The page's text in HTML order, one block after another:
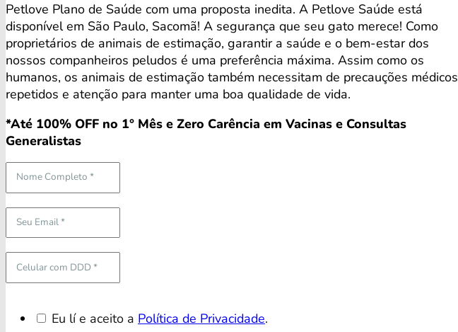
Petlove Plano de Saúde com uma proposta inedita. A Petlove Saúde está
disponível em São Paulo, Sacomã! A segurança que seu gato merece! Como
proprietários de animais de estimação, garantir a saúde e o bem-estar dos
nossos companheiros peludos é uma preferência máxima. Assim como os
humanos, os animais de estimação também necessitam de precauções médicos
repetidos e atenção para manter uma boa qualidade de vida.
*Até 100% OFF no 1° Mês e Zero Carência em Vacinas e Consultas
Generalistas
Eu lí e aceito a Política de Privacidade.